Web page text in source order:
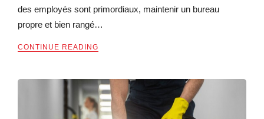
des employés sont primordiaux, maintenir un bureau
propre et bien rangé…
CONTINUE READING